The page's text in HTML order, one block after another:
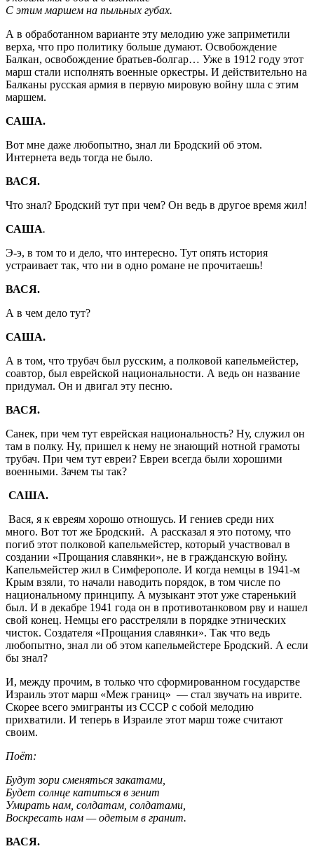
С этим маршем на пыльных губах.
А в обработанном варианте эту мелодию уже заприметили
верха, что про политику больше думают. Освобождение
Балкан, освобождение братьев-болгар… Уже в 1912 году этот
марш стали исполнять военные оркестры. И действительно на
Балканы русская армия в первую мировую войну шла с этим
маршем.
САША.
Вот мне даже любопытно, знал ли Бродский об этом.
Интернета ведь тогда не было.
ВАСЯ.
Что знал? Бродский тут при чем? Он ведь в другое время жил!
САША.
Э-э, в том то и дело, что интересно. Тут опять история
устраивает так, что ни в одно романе не прочитаешь!
ВАСЯ.
А в чем дело тут?
САША.
А в том, что трубач был русским, а полковой капельмейстер,
соавтор, был еврейской национальности. А ведь он название
придумал. Он и двигал эту песню.
ВАСЯ.
Санек, при чем тут еврейская национальность? Ну, служил он
там в полку. Ну, пришел к нему не знающий нотной грамоты
трубач. При чем тут евреи? Евреи всегда были хорошими
военными. Зачем ты так?
САША.
Вася, я к евреям хорошо отношусь. И гениев среди них
много. Вот тот же Бродский. А рассказал я это потому, что
погиб этот полковой капельмейстер, который участвовал в
создании «Прощания славянки», не в гражданскую войну.
Капельмейстер жил в Симферополе. И когда немцы в 1941-м
Крым взяли, то начали наводить порядок, в том числе по
национальному принципу. А музыкант этот уже старенький
был. И в декабре 1941 года он в противотанковом рву и нашел
свой конец. Немцы его расстреляли в порядке этнических
чисток. Создателя «Прощания славянки». Так что ведь
любопытно, знал ли об этом капельмейстере Бродский. А если
бы знал?
И, между прочим, в только что сформированном государстве
Израиль этот марш «Меж границ» — стал звучать на иврите.
Скорее всего эмигранты из СССР с собой мелодию
прихватили. И теперь в Израиле этот марш тоже считают
своим.
Поёт:
Будут зори сменяться закатами,
Будет солнце катиться в зенит
Умирать нам, солдатам, солдатами,
Воскресать нам — одетым в гранит.
ВАСЯ.